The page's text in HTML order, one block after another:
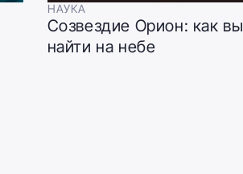
НАУКА
Созвездие Орион: как
найти на небе